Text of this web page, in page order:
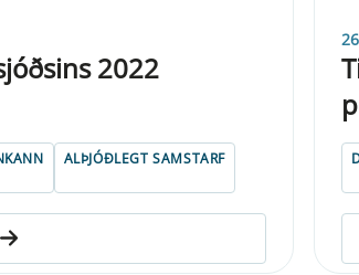
2022
ALÞJÓÐLEGT SAMSTARF